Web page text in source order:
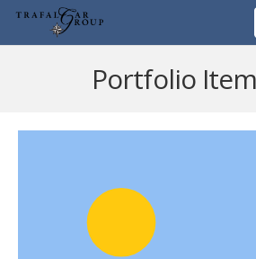
Portfolio